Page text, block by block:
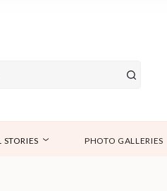
STORIES PHOTO GALLERIES